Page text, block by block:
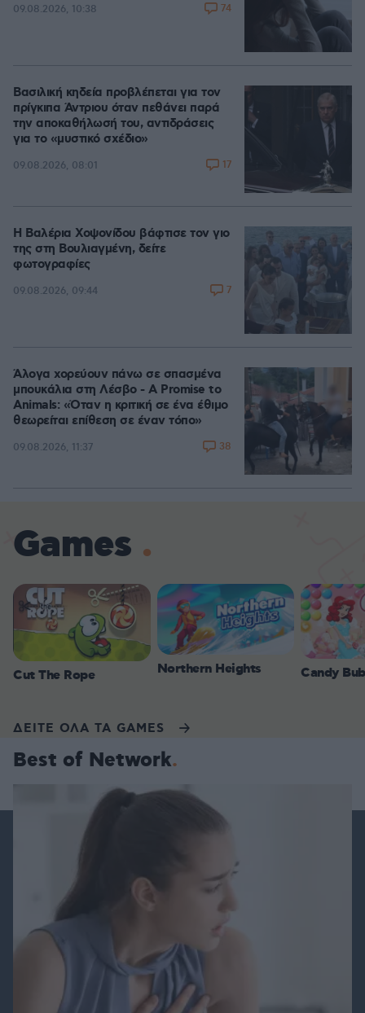
09.08.2026, 10:38 74
Βασιλική κηδεία προβλέπεται για τον
πρίγκιπα Άντριου όταν πεθάνει παρά
την αποκαθήλωσή του, αντιδράσεις
για το «μυστικό σχέδιο»
09.08.2026, 08:01 17
Η Βαλέρια Χοψονίδου βάφτισε τον γιο
της στη Βουλιαγμένη, δείτε
φωτογραφίες
09.08.2026, 09:44 7
Άλογα χορεύουν πάνω σε σπασμένα
μπουκάλια στη Λέσβο - A Promise to
Animals: «Όταν η κριτική σε ένα έθιμο
θεωρείται επίθεση σε έναν τόπο»
09.08.2026, 11:37 38
Games
Cut The Rope Northern Heights Candy
ΔΕΙΤΕ ΟΛΑ ΤΑ GAMES
Best of Network